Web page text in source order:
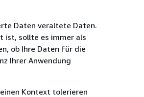
Daten veraltete Daten.
ist, sollte es immer als
ob Ihre Daten für die
Ihrer Anwendung
Kontext tolerieren